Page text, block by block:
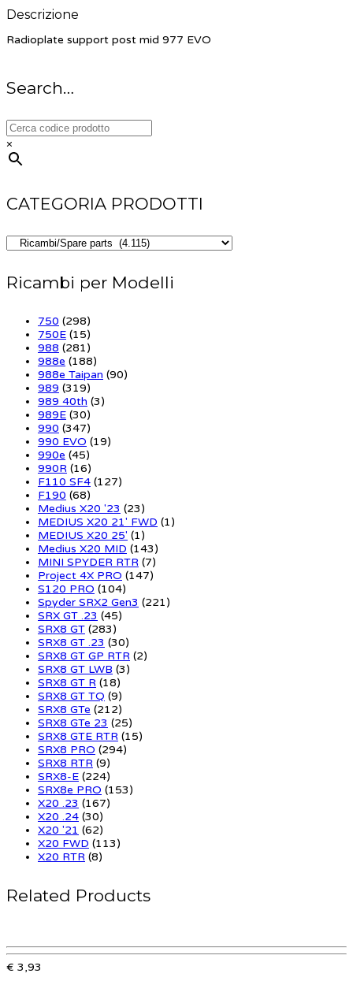
Descrizione
Radioplate support post mid 977 EVO
Search…
×
CATEGORIA PRODOTTI
Ricambi per Modelli
750 (298)
750E (15)
988 (281)
988e (188)
988e Taipan (90)
989 (319)
989 40th (3)
989E (30)
990 (347)
990 EVO (19)
990e (45)
990R (16)
F110 SF4 (127)
F190 (68)
Medius X20 '23 (23)
MEDIUS X20 21' FWD (1)
MEDIUS X20 25' (1)
Medius X20 MID (143)
MINI SPYDER RTR (7)
Project 4X PRO (147)
S120 PRO (104)
Spyder SRX2 Gen3 (221)
SRX GT .23 (45)
SRX8 GT (283)
SRX8 GT .23 (30)
SRX8 GT GP RTR (2)
SRX8 GT LWB (3)
SRX8 GT R (18)
SRX8 GT TQ (9)
SRX8 GTe (212)
SRX8 GTe 23 (25)
SRX8 GTE RTR (15)
SRX8 PRO (294)
SRX8 RTR (9)
SRX8-E (224)
SRX8e PRO (153)
X20 .23 (167)
X20 .24 (30)
X20 '21 (62)
X20 FWD (113)
X20 RTR (8)
Related Products
€ 3,93